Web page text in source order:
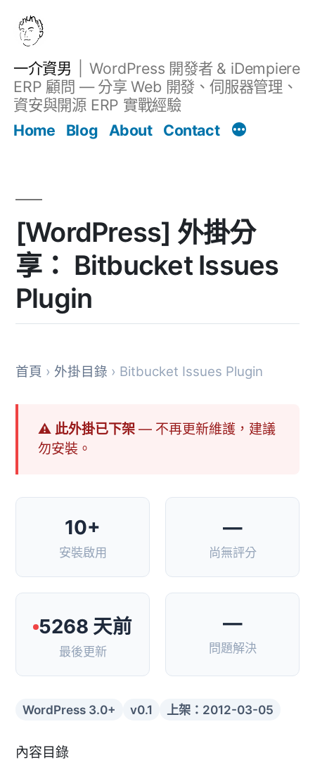
一介資男
WordPress 開發者 & iDempiere
ERP 顧問 — 分享 Web 開發、伺服器管理、
資安與開源 ERP 實戰經驗
Home
Blog About Contact
[WordPress] 外掛分
享： Bitbucket Issues
Plugin
首頁 › 外掛目錄 › Bitbucket Issues Plugin
⚠ 此外掛已下架— 不再更新維護，建議
勿安裝。
10+
安裝啟用
—
尚無評分
5268 天前
最後更新
—
問題解決
WordPress 3.0+ v0.1 上架：2012-03-05
內容目錄
文章